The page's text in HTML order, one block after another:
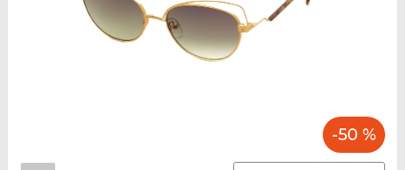
-50 %